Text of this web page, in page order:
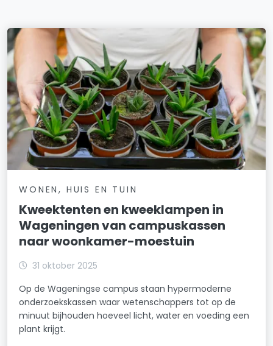
WONEN, HUIS EN TUIN
Kweektenten en kweeklampen in
Wageningen van campuskassen
naar woonkamer-moestuin
31 oktober 2025
Op de Wageningse campus staan hypermoderne
onderzoekskassen waar wetenschappers tot op de
minuut bijhouden hoeveel licht, water en voeding een
plant krijgt.